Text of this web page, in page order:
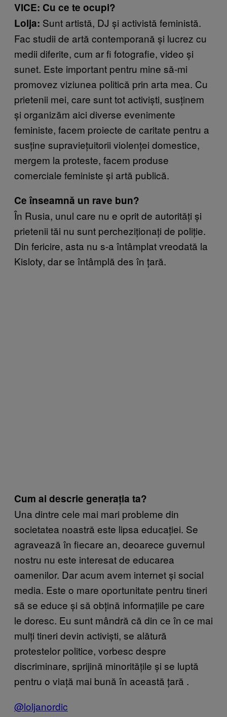
VICE: Cu ce te ocupi?
Lolja: Sunt artistă, DJ și activistă feministă.
Fac studii de artă contemporană și lucrez cu
medii diferite, cum ar fi fotografie, video și
sunet. Este important pentru mine să-mi
promovez viziunea politică prin arta mea. Cu
prietenii mei, care sunt tot activiști, susținem
și organizăm aici diverse evenimente
feministe, facem proiecte de caritate pentru a
susține supraviețuitorii violenței domestice,
mergem la proteste, facem produse
comerciale feministe și artă publică.
Ce înseamnă un rave bun?
În Rusia, unul care nu e oprit de autorități și
prietenii tăi nu sunt percheziționați de poliție.
Din fericire, asta nu s-a întâmplat vreodată la
Kisloty, dar se întâmplă des în țară.
Cum ai descrie generația ta?
Una dintre cele mai mari probleme din
societatea noastră este lipsa educației. Se
agravează în fiecare an, deoarece guvernul
nostru nu este interesat de educarea
oamenilor. Dar acum avem internet și social
media. Este o mare oportunitate pentru tineri
să se educe și să obțină informațiile pe care
le doresc. Eu sunt mândră că din ce în ce mai
mulți tineri devin activiști, se alătură
protestelor politice, vorbesc despre
discriminare, sprijină minoritățile și se luptă
pentru o viață mai bună în această țară .
@loljanordic